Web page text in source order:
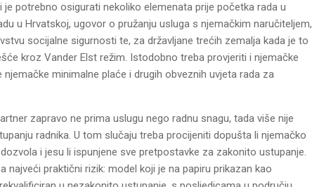
je potrebno osigurati nekoliko elemenata prije početka rada u
u Hrvatskoj, ugovor o pružanju usluga s njemačkim naručiteljem,
socijalne sigurnosti te, za državljane trećih zemalja kada je to
kroz Vander Elst režim. Istodobno treba provjeriti i njemačke
minimalne plaće i drugih obveznih uvjeta rada za
zapravo ne prima uslugu nego radnu snagu, tada više nije
radnika. U tom slučaju treba procijeniti dopušta li njemačko
i jesu li ispunjene sve pretpostavke za zakonito ustupanje.
najveći praktični rizik: model koji je na papiru prikazan kao